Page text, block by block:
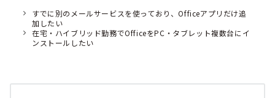
すでに別のメールサービスを使っており、Officeアプリだけ追
加したい
在宅・ハイブリッド勤務でOfficeをPC・タブレット複数台にイ
ンストールしたい